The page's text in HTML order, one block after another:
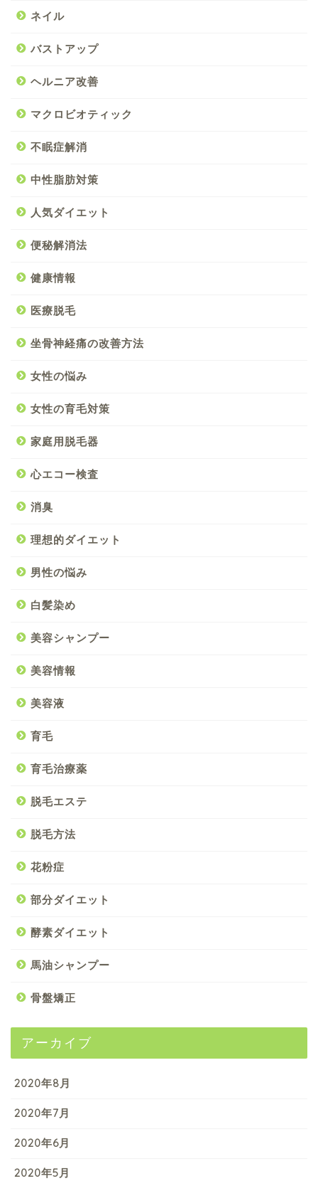
ネイル
バストアップ
ヘルニア改善
マクロビオティック
不眠症解消
中性脂肪対策
人気ダイエット
便秘解消法
健康情報
医療脱毛
坐骨神経痛の改善方法
女性の悩み
女性の育毛対策
家庭用脱毛器
心エコー検査
消臭
理想的ダイエット
男性の悩み
白髪染め
美容シャンプー
美容情報
美容液
育毛
育毛治療薬
脱毛エステ
脱毛方法
花粉症
部分ダイエット
酵素ダイエット
馬油シャンプー
骨盤矯正
アーカイブ
2020年8月
2020年7月
2020年6月
2020年5月